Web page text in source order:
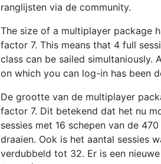
ranglijsten via de community.
The size of a multiplayer package
factor 7. This means that 4 full
class can be sailed simultaniously.
on which you can log-in has been
De grootte van de multiplayer
factor 7. Dit betekend dat het nu
sessies met 16 schepen van de
draaien. Ook is het aantal sessies
verdubbeld tot 32. Er is een